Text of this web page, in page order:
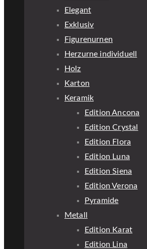
Elegant
Exklusiv
Figurenurnen
Herzurne individuell
Holz
Karton
Keramik
Edition Ancona
Edition Crystal
Edition Flora
Edition Luna
Edition Siena
Edition Verona
Pyramide
Metall
Edition Karat
Edition Lina